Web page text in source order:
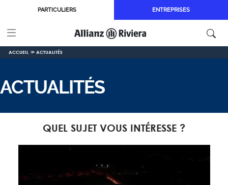
Aller au contenu principal
PARTICULIERS ENTREPRISES
ACCUEIL ACTUALITÉS
ACTUALITÉS
QUEL SUJET VOUS INTÉRESSE ?